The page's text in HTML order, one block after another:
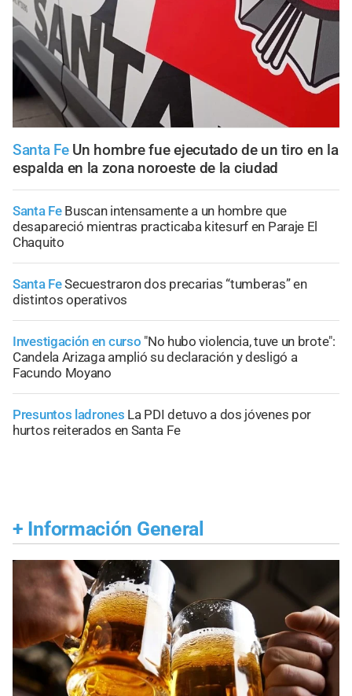
Santa Fe Un hombre fue ejecutado de un tiro en la
espalda en la zona noroeste de la ciudad
Santa Fe Buscan intensamente a un hombre que
desapareció mientras practicaba kitesurf en Paraje El
Chaquito
Santa FeSecuestraron dos precarias “tumberas” en
distintos operativos
Investigación en curso "No hubo violencia, tuve un brote":
Candela Arizaga amplió su declaración y desligó a
Facundo Moyano
Presuntos ladrones La PDI detuvo a dos jóvenes por
hurtos reiterados en Santa Fe
+ Información General